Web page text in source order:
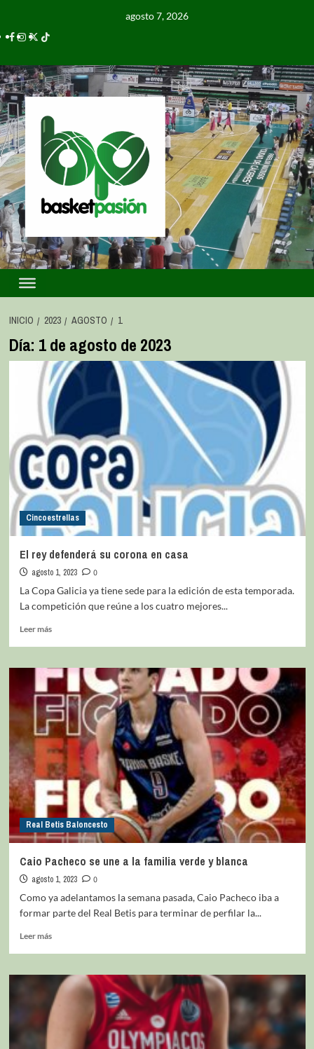
agosto 7, 2026
INICIO 2023 AGOSTO 1
Día: 1 de agosto de 2023
Cincoestrellas
El rey defenderá su corona en casa
agosto 1, 2023
0
La Copa Galicia ya tiene sede para la edición de esta temporada.
La competición que reúne a los cuatro mejores...
Leer más
Real Betis Baloncesto
Caio Pacheco se une a la familia verde y blanca
agosto 1, 2023
0
Como ya adelantamos la semana pasada, Caio Pacheco iba a
formar parte del Real Betis para terminar de perfilar la...
Leer más